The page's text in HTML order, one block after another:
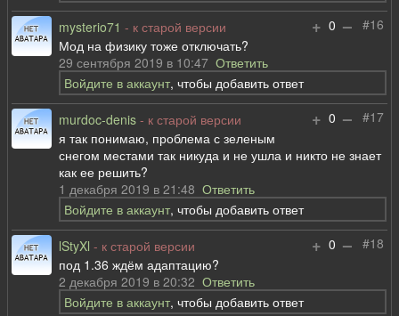
#16
+ 0 –
mysterio71 - к старой версии
Мод на физику тоже отключать?
29 сентября 2019 в 10:47Ответить
Войдите в аккаунт, чтобы добавить ответ
#17
+ 0 –
murdoc-denis - к старой версии
я так понимаю, проблема с зеленым
снегом местами так никуда и не ушла и никто не знает
как ее решить?
1 декабря 2019 в 21:48Ответить
Войдите в аккаунт, чтобы добавить ответ
#18
+ 0 –
lStyXl - к старой версии
под 1.36 ждём адаптацию?
2 декабря 2019 в 20:32Ответить
Войдите в аккаунт, чтобы добавить ответ